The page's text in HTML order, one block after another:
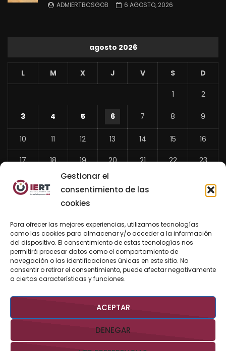
Gestionar el
consentimiento de las
cookies
Para ofrecer las mejores experiencias, utilizamos tecnologías
como las cookies para almacenar y/o acceder a la información
del dispositivo. El consentimiento de estas tecnologías nos
permitirá procesar datos como el comportamiento de
navegación o las identificaciones únicas en este sitio. No
consentir o retirar el consentimiento, puede afectar negativamente
a ciertas características y funciones.
ACEPTAR
DENEGAR
ADMIERTBCSGOB 6 AGOSTO, 2026
agosto 2026
L M X J V S D
1 2
3 4 5 6 7 8 9
10 11 12 13 14 15 16
17 18 19 20 21 22 23
24 26 27
«
Jul
BUSCAR AHORA